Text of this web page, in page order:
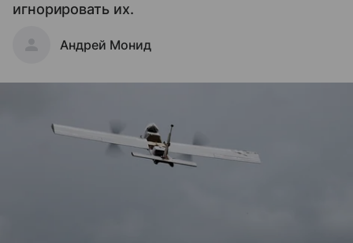
игнорировать их.
Андрей Монид